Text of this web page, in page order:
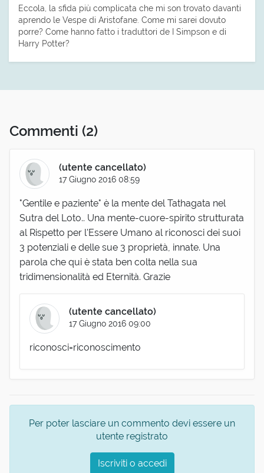
Eccola, la sfida più complicata che mi son trovato davanti
aprendo le Vespe di Aristofane. Come mi sarei dovuto
porre? Come hanno fatto i traduttori de I Simpson e di
Harry Potter?
Commenti (2)
(utente cancellato)
17 Giugno 2016 08:59
"Gentile e paziente" è la mente del Tathagata nel
Sutra del Loto.. Una mente-cuore-spirito strutturata
al Rispetto per l'Essere Umano al riconosci dei suoi
3 potenziali e delle sue 3 proprietà, innate. Una
parola che qui è stata ben colta nella sua
tridimensionalità ed Eternità. Grazie
(utente cancellato)
17 Giugno 2016 09:00
riconosci=riconoscimento
Per poter lasciare un commento devi essere un
utente registrato
Iscriviti o accedi